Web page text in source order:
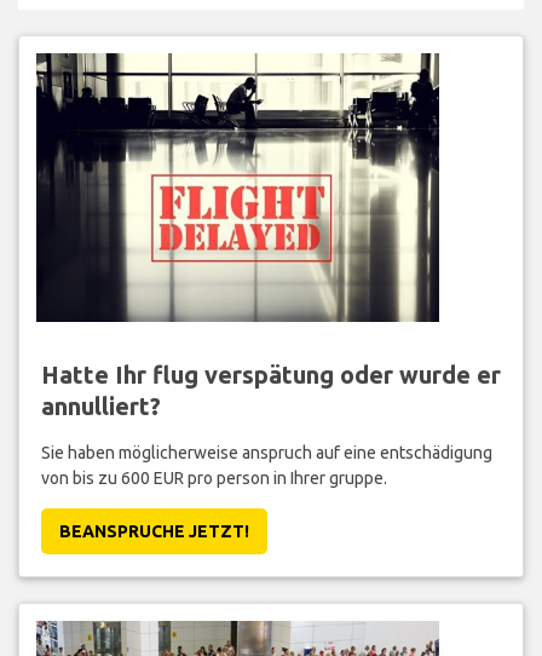
Hatte Ihr flug verspätung oder wurde er
annulliert?
Sie haben möglicherweise anspruch auf eine entschädigung
von bis zu 600 EUR pro person in Ihrer gruppe.
BEANSPRUCHE JETZT!